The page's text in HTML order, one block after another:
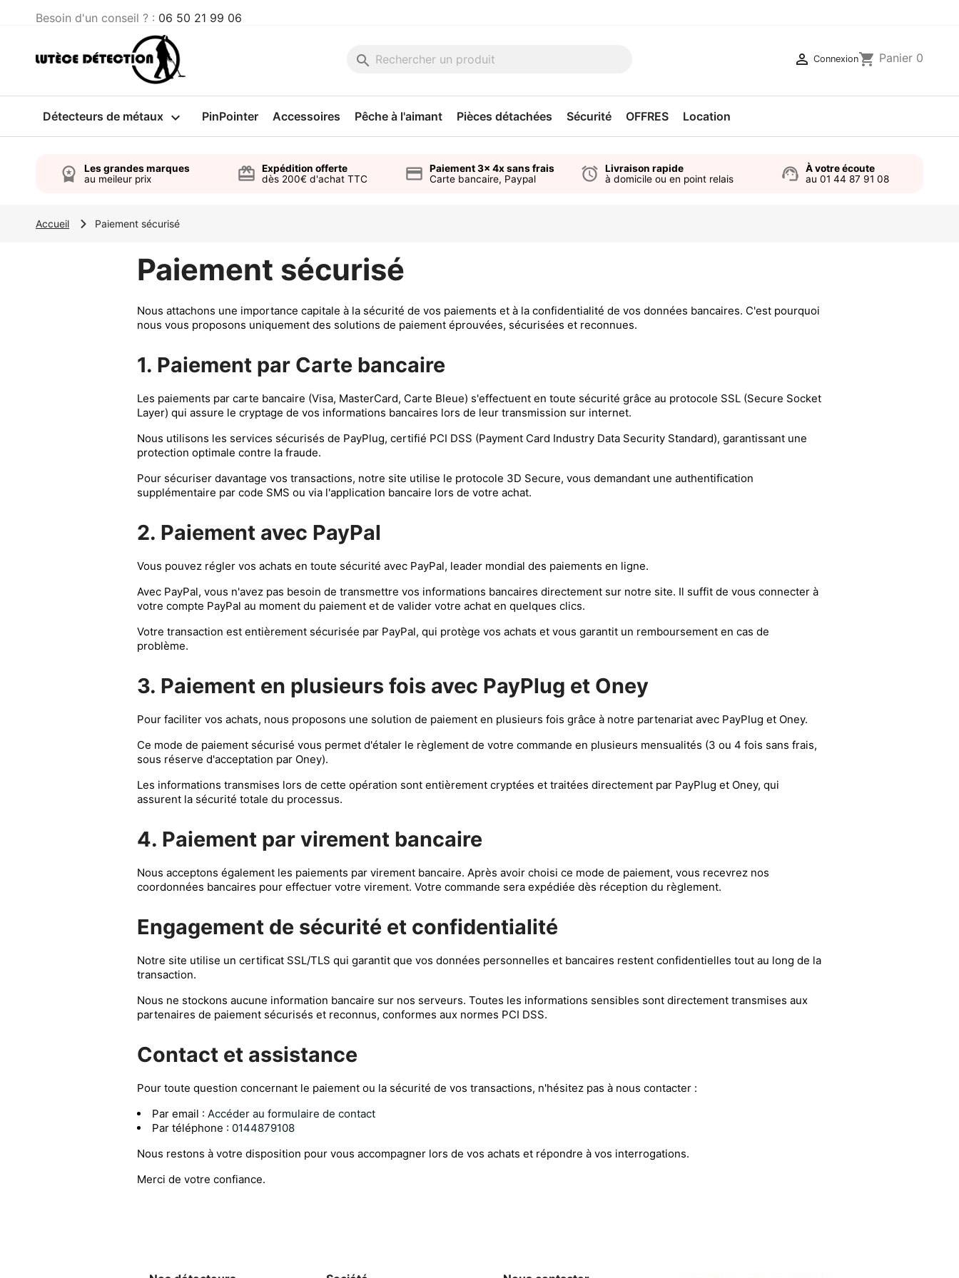
Besoin d'un conseil ? : 06 50 21 99 06
search  Connexionshopping_cart Panier 0

Détecteurs de métaux PinPointer Accessoires Pêche à l'aimant Pièces détachées Sécurité OFFRES Location
workspace_premium
Les grandes marques
au meileur prix
card_giftcard
Expédition offerte
dès 200€ d'achat TTC
credit_card
Paiement 3x 4x sans frais
Carte bancaire, Paypal
alarm
Livraison rapide
à domicile ou en point relais
support_agent
À votre écoute
au 01 44 87 91 08
Accueil Paiement sécurisé
Paiement sécurisé
Nous attachons une importance capitale à la sécurité de vos paiements et à la confidentialité de vos données bancaires. C'est pourquoi
nous vous proposons uniquement des solutions de paiement éprouvées, sécurisées et reconnues.
1. Paiement par Carte bancaire
Les paiements par carte bancaire (Visa, MasterCard, Carte Bleue) s'effectuent en toute sécurité grâce au protocole SSL (Secure Socket
Layer) qui assure le cryptage de vos informations bancaires lors de leur transmission sur internet.
Nous utilisons les services sécurisés de PayPlug, certifié PCI DSS (Payment Card Industry Data Security Standard), garantissant une
protection optimale contre la fraude.
Pour sécuriser davantage vos transactions, notre site utilise le protocole 3D Secure, vous demandant une authentification
supplémentaire par code SMS ou via l'application bancaire lors de votre achat.
2. Paiement avec PayPal
Vous pouvez régler vos achats en toute sécurité avec PayPal, leader mondial des paiements en ligne.
Avec PayPal, vous n'avez pas besoin de transmettre vos informations bancaires directement sur notre site. Il suffit de vous connecter à
votre compte PayPal au moment du paiement et de valider votre achat en quelques clics.
Votre transaction est entièrement sécurisée par PayPal, qui protège vos achats et vous garantit un remboursement en cas de
problème.
3. Paiement en plusieurs fois avec PayPlug et Oney
Pour faciliter vos achats, nous proposons une solution de paiement en plusieurs fois grâce à notre partenariat avec PayPlug et Oney.
Ce mode de paiement sécurisé vous permet d'étaler le règlement de votre commande en plusieurs mensualités (3 ou 4 fois sans frais,
sous réserve d'acceptation par Oney).
Les informations transmises lors de cette opération sont entièrement cryptées et traitées directement par PayPlug et Oney, qui
assurent la sécurité totale du processus.
4. Paiement par virement bancaire
Nous acceptons également les paiements par virement bancaire. Après avoir choisi ce mode de paiement, vous recevrez nos
coordonnées bancaires pour effectuer votre virement. Votre commande sera expédiée dès réception du règlement.
Engagement de sécurité et confidentialité
Notre site utilise un certificat SSL/TLS qui garantit que vos données personnelles et bancaires restent confidentielles tout au long de la
transaction.
Nous ne stockons aucune information bancaire sur nos serveurs. Toutes les informations sensibles sont directement transmises aux
partenaires de paiement sécurisés et reconnus, conformes aux normes PCI DSS.
Contact et assistance
Pour toute question concernant le paiement ou la sécurité de vos transactions, n'hésitez pas à nous contacter :
Par email : Accéder au formulaire de contact
Par téléphone : 0144879108
Nous restons à votre disposition pour vous accompagner lors de vos achats et répondre à vos interrogations.
Merci de votre confiance.